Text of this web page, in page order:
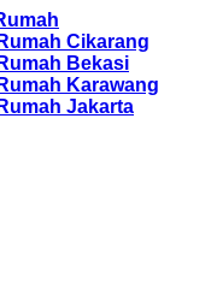
Cikarang
Bekasi
Karawang
Jakarta